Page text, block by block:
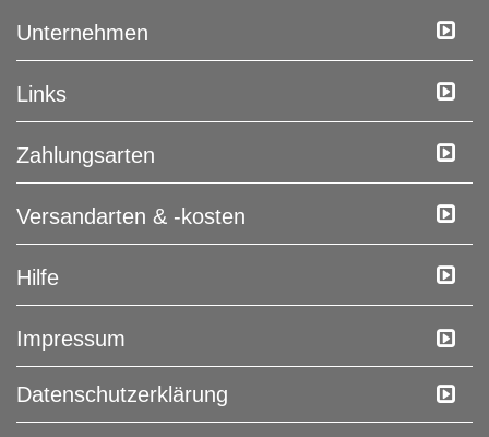
Unternehmen
Links
Zahlungsarten
Versandarten & -kosten
Hilfe
Impressum
Daten­schutz­erklärung